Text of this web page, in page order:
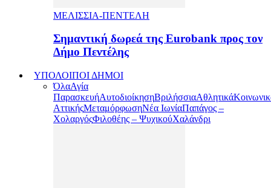
ΜΕΛΙΣΣΙΑ-ΠΕΝΤΕΛΗ
Σημαντική δωρεά της Eurobank προς τον
Δήμο Πεντέλης
ΥΠΟΛΟΙΠΟΙ ΔΗΜΟΙ
ΌλαΑγία
ΠαρασκευήΑυτοδιοίκησηΒριλήσσιαΑθλητικά
ΑττικήςΜεταμόρφωσηΝέα ΙωνίαΠαπάγος –
ΧολαργόςΦιλοθέης – ΨυχικούΧαλάνδρι